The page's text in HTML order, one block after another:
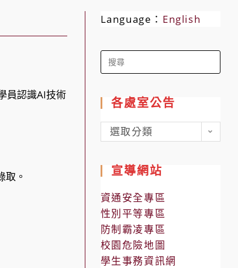
員認識AI技術
。
Language： English
Search
for:
各處室公告
各
處
公
告
選取分類
宣導網站
資通安全專區
性別平等專區
防制霸凌專區
校園危險地圖
學生事務資訊網